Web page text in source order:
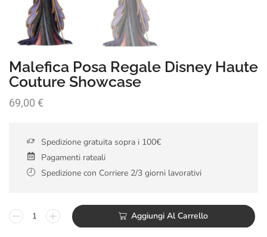
Malefica Posa Regale Disney Haute
Couture Showcase
69,00 €
Spedizione gratuita sopra i 100€
Pagamenti rateali
Spedizione con Corriere 2/3 giorni lavorativi
Aggiungi Al Carrello